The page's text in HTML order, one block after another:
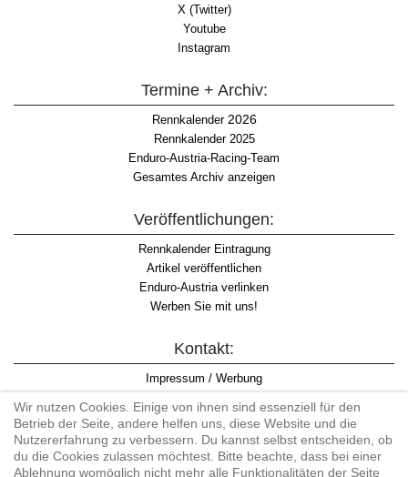
X (Twitter)
Youtube
Instagram
Termine + Archiv:
Rennkalender2026
Rennkalender 2025
Enduro-Austria-Racing-Team
Gesamtes Archiv anzeigen
Veröffentlichungen:
Rennkalender Eintragung
Artikel veröffentlichen
Enduro-Austria verlinken
Werben Sie mit uns!
Kontakt:
Impressum / Werbung
Datenschutzinformation
Informationspflicht WKO
AGB
Wir nutzen Cookies. Einige von ihnen sind essenziell für den
Betrieb der Seite, andere helfen uns, diese Website und die
Nutzererfahrung zu verbessern. Du kannst selbst entscheiden, ob
du die Cookies zulassen möchtest. Bitte beachte, dass bei einer
Ablehnung womöglich nicht mehr alle Funktionalitäten der Seite